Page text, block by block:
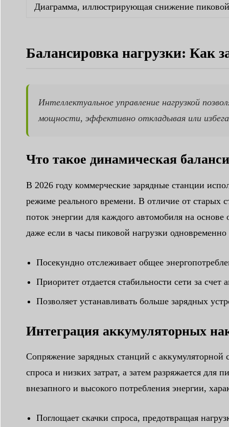
Диаграмма, иллюстрирующая снижение
Балансировка нагрузки: Как
Интеллектуальное управление нагрузкой
мощности, эффективно откладывая или
Что такое динамическая
В 2026 году коммерческие зарядные станции
режиме реального времени. В отличие от старых
поток энергии для каждого автомобиля на основе
даже если в часы пиковой нагрузки
Посекундно отслеживает общее
Приоритет отдается стабильности сети за
Позволяет устанавливать больше зарядных
Интеграция аккумуляторных
Сопряжение зарядных станций с аккумуляторной
спроса и низких затрат, а затем разряжается для
внезапного и высокого потребления энергии,
Поглощает скачки спроса, предотвращая